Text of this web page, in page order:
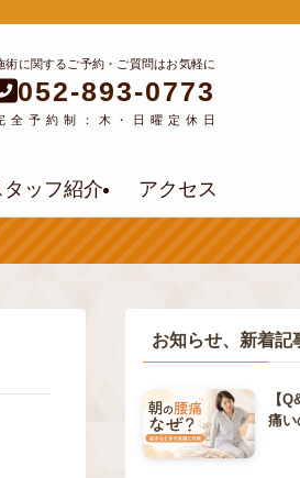
術に関するご予約・ご質問はお気軽に
052-893-0773
全予約制：木・日曜定休日
タッフ紹介 アクセス
お知らせ、新着記
【
痛い